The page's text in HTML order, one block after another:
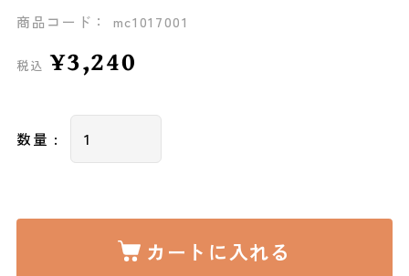
商品コード： mc1017001
税込 ¥3,240
数量 :
カートに入れる